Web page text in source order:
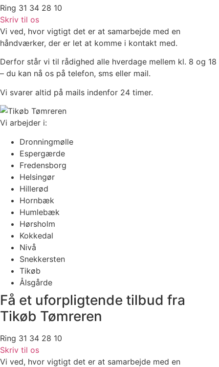
Ring 31 34 28 10
Skriv til os
Vi ved, hvor vigtigt det er at samarbejde med en
håndværker, der er let at komme i kontakt med.
Derfor står vi til rådighed alle hverdage mellem kl. 8 og 18
– du kan nå os på telefon, sms eller mail.
Vi svarer altid på mails indenfor 24 timer.
Vi arbejder i:
Dronningmølle
Espergærde
Fredensborg
Helsingør
Hillerød
Hornbæk
Humlebæk
Hørsholm
Kokkedal
Nivå
Snekkersten
Tikøb
Ålsgårde
Få et uforpligtende tilbud fra
Tikøb Tømreren
Ring 31 34 28 10
Skriv til os
Vi ved, hvor vigtigt det er at samarbejde med en